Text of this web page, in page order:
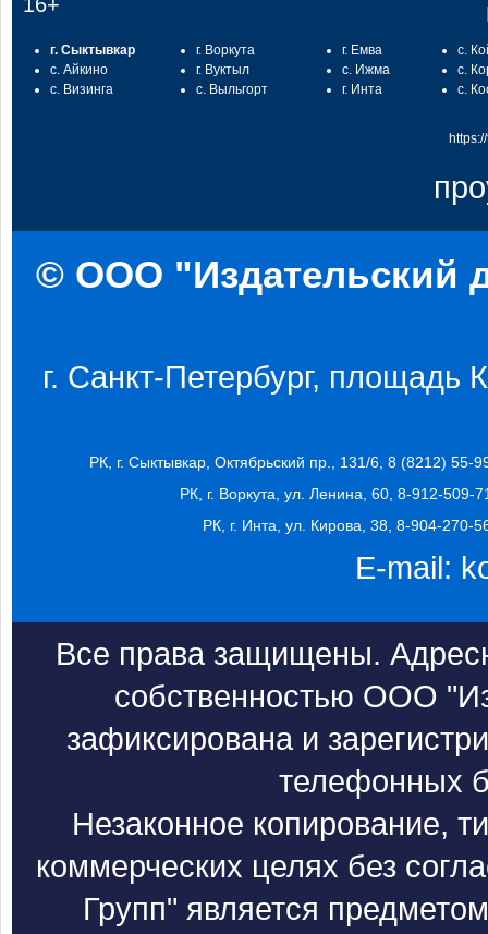
г. Сыктывкар
с. Айкино
с. Визинга
г. Воркута
г. Вуктыл
с. Выльгорт
г. Емва
с. Ижма
г. Инта
с.
с.
с.
© ООО "Издательский
г. Санкт-Петербург, площадь
РК, г. Сыктывкар, Октябрьский пр., 131/6, 8 (8212) 55-
РК, г. Воркута, ул. Ленина, 60, 8-912-509-
РК, г. Инта, ул. Кирова, 38, 8-904-270-
E-mail:
Все права защищены.
собственностью ООО
зафиксирована и
телефонных
Незаконное копирование,
коммерческих целях без
Групп" является